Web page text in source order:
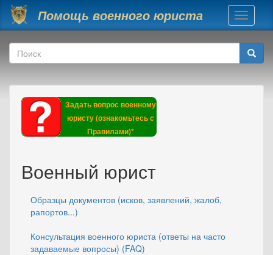
Перейти к основному содержанию
Помощь военного юриста
Toggle
Форма поиска
Поиск
Задать вопрос военному
юристу (ознакомьтесь с
Правилами)*
Военный юрист
Образцы документов (исков, заявлений, жалоб,
рапортов...)
Консультация военного юриста (ответы на часто
задаваемые вопросы) (FAQ)